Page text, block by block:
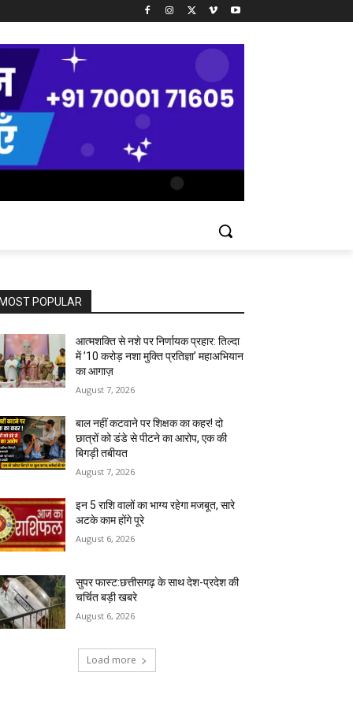
MOST POPULAR
आत्मशक्ति से नशे पर निर्णायक प्रहार: तिल्दा
में ’10 करोड़ नशा मुक्ति प्रतिज्ञा’ महाअभियान
का आगाज़
August 7, 2026
बाल नहीं कटवाने पर शिक्षक का कहर! दो
छात्रों को डंडे से पीटने का आरोप, एक की
बिगड़ी तबीयत
August 7, 2026
इन 5 राशि वालों का भाग्य रहेगा मजबूत, सारे
अटके काम होंगे पूरे
August 6, 2026
सुपर फास्ट:छत्तीसगढ़ के साथ देश-प्रदेश की
चर्चित बड़ी खबरे
August 6, 2026
Load more